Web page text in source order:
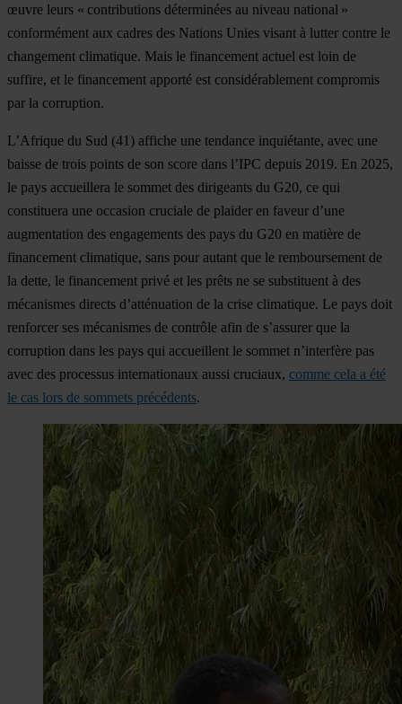
œuvre leurs « contributions déterminées au niveau national »
conformément aux cadres des Nations Unies visant à lutter contre le
changement climatique. Mais le financement actuel est loin de
suffire, et le financement apporté est considérablement compromis
par la corruption.
L’Afrique du Sud (41) affiche une tendance inquiétante, avec une
baisse de trois points de son score dans l’IPC depuis 2019. En 2025,
le pays accueillera le sommet des dirigeants du G20, ce qui
constituera une occasion cruciale de plaider en faveur d’une
augmentation des engagements des pays du G20 en matière de
financement climatique, sans pour autant que le remboursement de
la dette, le financement privé et les prêts ne se substituent à des
mécanismes directs d’atténuation de la crise climatique. Le pays doit
renforcer ses mécanismes de contrôle afin de s’assurer que la
corruption dans les pays qui accueillent le sommet n’interfère pas
avec des processus internationaux aussi cruciaux, comme cela a été
le cas lors de sommets précédents.